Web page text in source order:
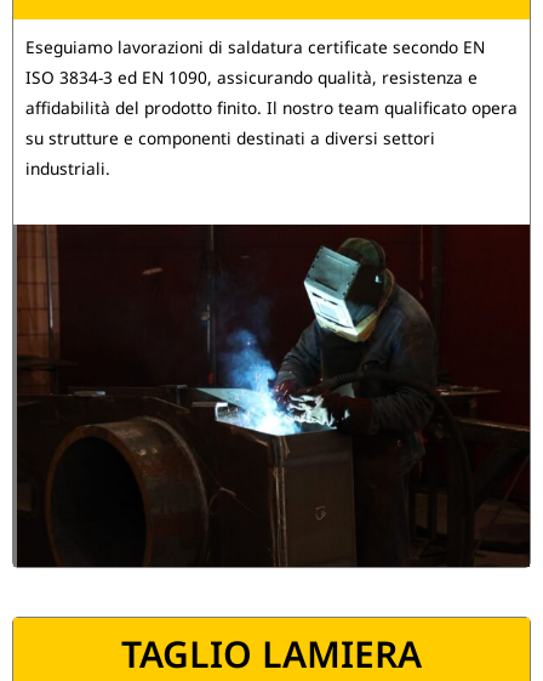
Eseguiamo lavorazioni di saldatura certificate secondo EN
ISO 3834-3 ed EN 1090, assicurando qualità, resistenza e
affidabilità del prodotto finito. Il nostro team qualificato opera
su strutture e componenti destinati a diversi settori
industriali.
TAGLIO LAMIERA